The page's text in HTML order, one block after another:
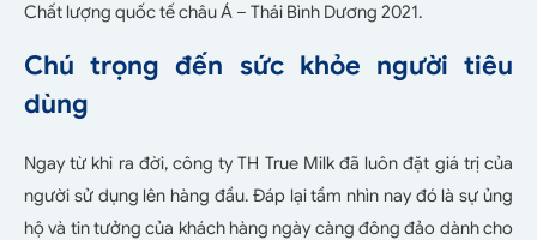
Chất lượng quốc tế châu Á – Thái Bình Dương 2021.
Chú trọng đến sức khỏe người tiêu
dùng
Ngay từ khi ra đời, công ty TH True Milk đã luôn đặt giá trị của
người sử dụng lên hàng đầu. Đáp lại tầm nhìn nay đó là sự ủng
hộ và tin tưởng của khách hàng ngày càng đông đảo dành cho